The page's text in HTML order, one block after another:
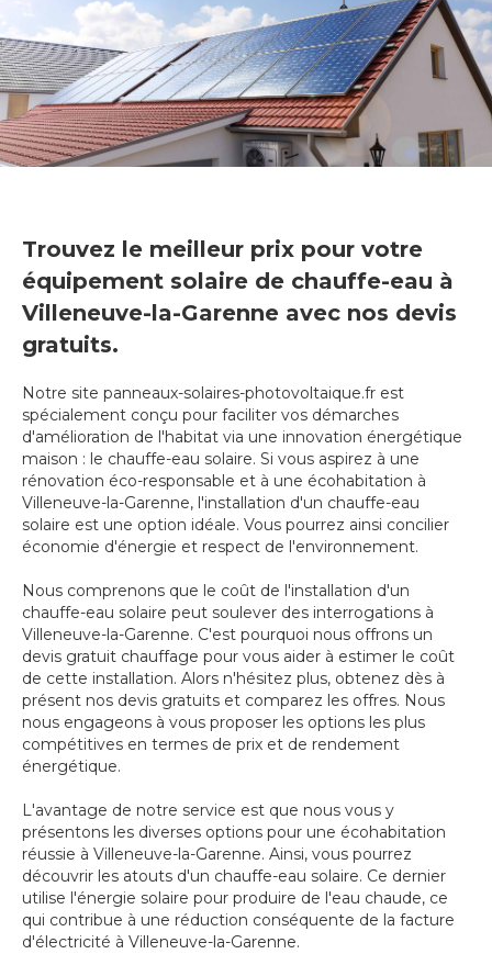
Trouvez le meilleur prix pour votre
équipement solaire de chauffe-eau à
Villeneuve-la-Garenne avec nos devis
gratuits.
Notre site panneaux-solaires-photovoltaique.fr est
spécialement conçu pour faciliter vos démarches
d'amélioration de l'habitat via une innovation énergétique
maison : le chauffe-eau solaire. Si vous aspirez à une
rénovation éco-responsable et à une écohabitation à
Villeneuve-la-Garenne, l'installation d'un chauffe-eau
solaire est une option idéale. Vous pourrez ainsi concilier
économie d'énergie et respect de l'environnement.
Nous comprenons que le coût de l'installation d'un
chauffe-eau solaire peut soulever des interrogations à
Villeneuve-la-Garenne. C'est pourquoi nous offrons un
devis gratuit chauffage pour vous aider à estimer le coût
de cette installation. Alors n'hésitez plus, obtenez dès à
présent nos devis gratuits et comparez les offres. Nous
nous engageons à vous proposer les options les plus
compétitives en termes de prix et de rendement
énergétique.
L'avantage de notre service est que nous vous y
présentons les diverses options pour une écohabitation
réussie à Villeneuve-la-Garenne. Ainsi, vous pourrez
découvrir les atouts d'un chauffe-eau solaire. Ce dernier
utilise l'énergie solaire pour produire de l'eau chaude, ce
qui contribue à une réduction conséquente de la facture
d'électricité à Villeneuve-la-Garenne.